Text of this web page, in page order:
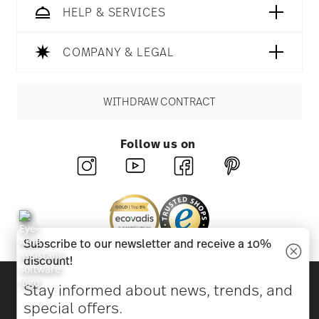
HELP & SERVICES
COMPANY & LEGAL
WITHDRAW CONTRACT
Follow us on
Beauty & functionality for your home
Subscribe to our newsletter and receive a 10%
discount!
Stay informed about news, trends, and
special offers.